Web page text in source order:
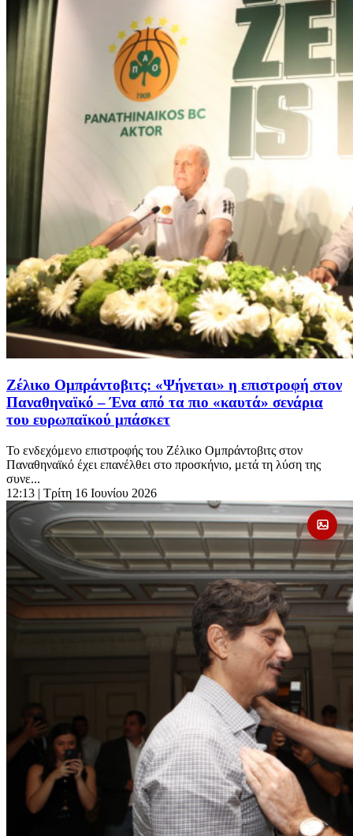
Ζέλικο Ομπράντοβιτς: «Ψήνεται» η επιστροφή στον
Παναθηναϊκό – Ένα από τα πιο «καυτά» σενάρια
του ευρωπαϊκού μπάσκετ
Το ενδεχόμενο επιστροφής του Ζέλικο Ομπράντοβιτς στον
Παναθηναϊκό έχει επανέλθει στο προσκήνιο, μετά τη λύση της
συνε...
12:13 | Τρίτη 16 Ιουνίου 2026